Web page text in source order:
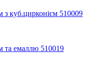
з куб.цирконієм 510009
та емаллю 510019